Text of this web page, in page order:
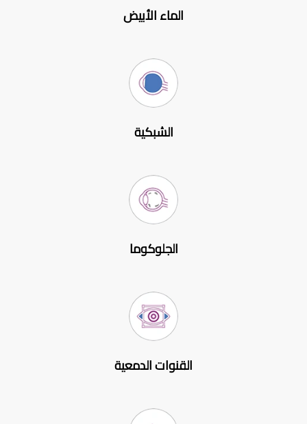
الماء الأبيض
الشبكية
الجلوكوما
القنوات الدمعية